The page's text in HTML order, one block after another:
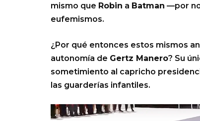
mismo que Robin a Batman —por
eufemismos.
¿Por qué entonces estos mismos
autonomía de Gertz Manero? Su
sometimiento al capricho
las guarderías infantiles.